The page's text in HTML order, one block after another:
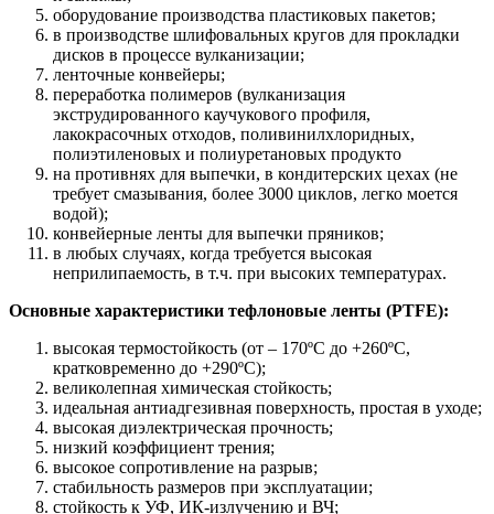
оборудование производства пластиковых пакетов;
в производстве шлифовальных кругов для прокладки
дисков в процессе вулканизации;
ленточные конвейеры;
переработка полимеров (вулканизация
экструдированного каучукового профиля,
лакокрасочных отходов, поливинилхлоридных,
полиэтиленовых и полиуретановых продукто
на противнях для выпечки, в кондитерских цехах (не
требует смазывания, более 3000 циклов, легко моется
водой);
конвейерные ленты для выпечки пряников;
в любых случаях, когда требуется высокая
неприлипаемость, в т.ч. при высоких температурах.
Основные характеристики тефлоновые ленты (PTFE):
высокая термостойкость (от – 170ºС до +260ºС,
кратковременно до +290ºС);
великолепная химическая стойкость;
идеальная антиадгезивная поверхность, простая в уходе;
высокая диэлектрическая прочность;
низкий коэффициент трения;
высокое сопротивление на разрыв;
стабильность размеров при эксплуатации;
стойкость к УФ, ИК-излучению и ВЧ;